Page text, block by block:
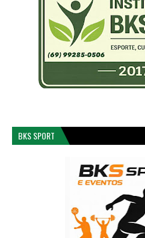
BKS SPORT